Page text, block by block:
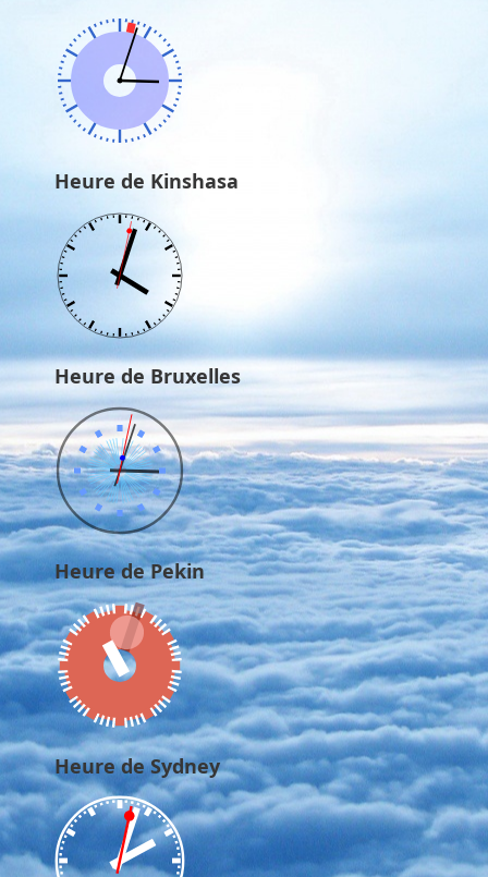
Heure de Kinshasa
Heure de Bruxelles
Heure de Pekin
Heure de Sydney